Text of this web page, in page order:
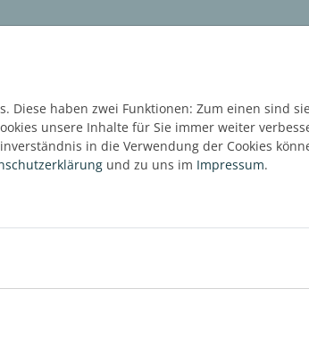
Software Services Blog
Referenzprojekte
Diese haben zwei Funktionen: Zum einen
unsere Inhalte für Sie immer weiter
in die Verwendung der Cookies
und zu uns im Impressum.